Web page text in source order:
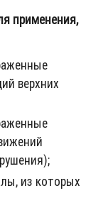
применения,
верхних
из которых